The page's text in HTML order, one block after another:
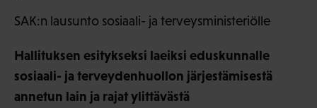
SAK:n lausunto sosiaali- ja terveysministeriölle
Hallituksen esitykseksi laeiksi eduskunnalle
sosiaali- ja terveydenhuollon järjestämisestä
annetun lain ja rajat ylittävästä